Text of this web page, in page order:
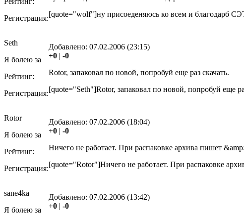
Регистрация:[quote="wolf"]ну присоеденяюсь ко всем и благодарб
Seth
Я болею за
Рейтинг:
Регистрация:
Добавлено: 07.02.2006 (23:15)
+0 | -0
Rotor, запаковал по новой, попробуй еще раз скачать.
[quote="Seth"]Rotor, запаковал по новой, попробуй еще
Rotor
Я болею за
Рейтинг:
Регистрация:
Добавлено: 07.02.2006 (18:04)
+0 | -0
Ничего не работает. При распаковке архива пишет
[quote="Rotor"]Ничего не работает. При распаковке
sane4ka
Я болею за
Добавлено: 07.02.2006 (13:42)
+0 | -0